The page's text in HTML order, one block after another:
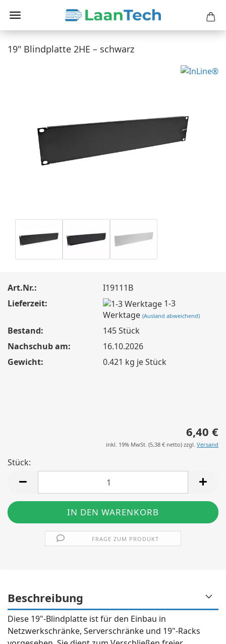
19" Blindplatte 2HE – schwarz
Art.Nr.:
I19111B
Lieferzeit:
1-3
Werktage(Ausland abweichend)
Bestand: 145Stück
Nachschub am:
16.10.2026
Gewicht:
0.421 kg je Stück
6,40 €
inkl. 19% MwSt. (5,38 € netto) zzgl. Versand
Stück:
FRAGE ZUM PRODUKT
Beschreibung
Diese 19"-Blindplatte ist für den Einbau in
Netzwerkschränke, Serverschränke und 19"-Racks